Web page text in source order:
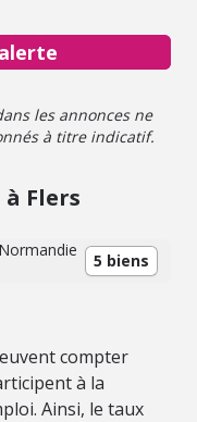
les annonces ne
à titre indicatif.
Flers
5 biens
compter
à la
Ainsi, le taux